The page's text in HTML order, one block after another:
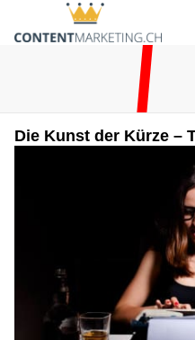
Die Kunst der Kürze –